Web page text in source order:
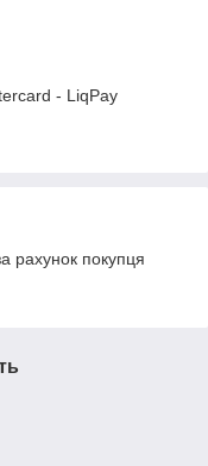
- LiqPay
рахунок покупця